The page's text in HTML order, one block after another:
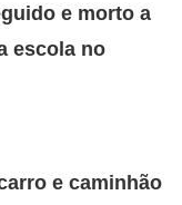
e morto a
escola no
e caminhão